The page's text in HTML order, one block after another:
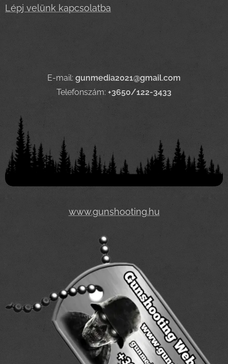
Lépj velünk kapcsolatba
E-mail: gunmedia2021@gmail.com
Telefonszám: +3650/122-3433
www.gunshooting.hu